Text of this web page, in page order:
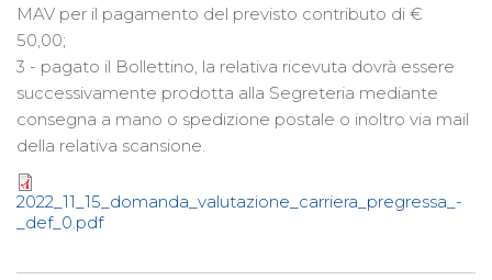
MAV per il pagamento del previsto contributo di €
50,00;
3 - pagato il Bollettino, la relativa ricevuta dovrà essere
successivamente prodotta alla Segreteria mediante
consegna a mano o spedizione postale o inoltro via mail
della relativa scansione.
2022_11_15_domanda_valutazione_carriera_pregressa_-
_def_0.pdf